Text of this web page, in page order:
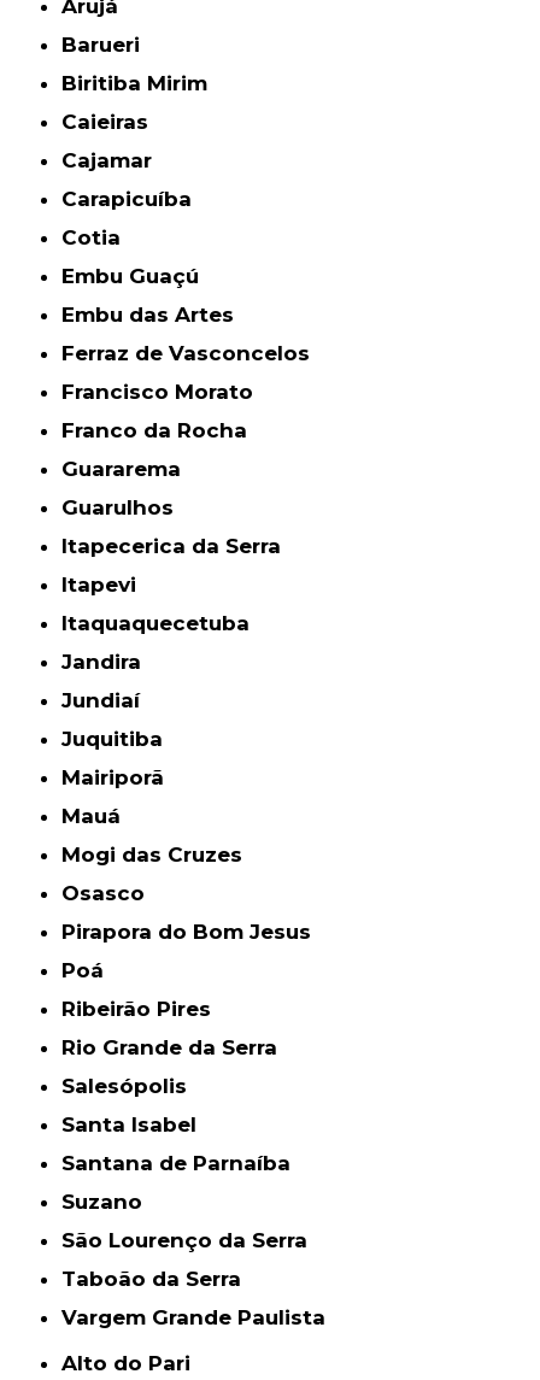
Arujá
Barueri
Biritiba Mirim
Caieiras
Cajamar
Carapicuíba
Cotia
Embu Guaçú
Embu das Artes
Ferraz de Vasconcelos
Francisco Morato
Franco da Rocha
Guararema
Guarulhos
Itapecerica da Serra
Itapevi
Itaquaquecetuba
Jandira
Jundiaí
Juquitiba
Mairiporã
Mauá
Mogi das Cruzes
Osasco
Pirapora do Bom Jesus
Poá
Ribeirão Pires
Rio Grande da Serra
Salesópolis
Santa Isabel
Santana de Parnaíba
Suzano
São Lourenço da Serra
Taboão da Serra
Vargem Grande Paulista
Alto do Pari